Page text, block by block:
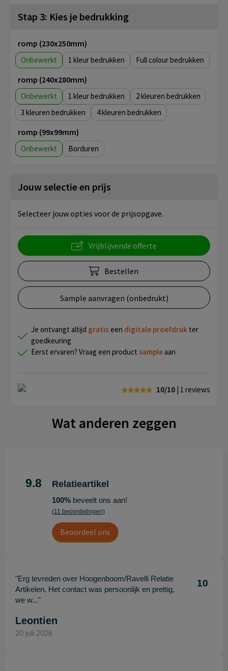
Stap 3: Kies je bedrukking
romp (230x250mm)
Onbewerkt 1 Full colour
romp (240x280mm)
Onbewerkt 1
2
3
4
romp (99x99mm)
Onbewerkt Borduren
Jouw selectie en prijs
Selecteer jouw opties voor de prijsopgave.
Vrijblijvende offerte
Bestellen
Sample aanvragen (onbedrukt)
Je ontvangt altijd gratis een digitale proefdruk ter
goedkeuring
Eerst ervaren? Vraag een product sample aan
10/10 | 1 reviews
Wat anderen zeggen
9.8 Relatieartikel
100%beveelt ons aan!
(11 beoordelingen)
Beoordeel ons
"Erg tevreden over Hoogenboom/Ravelli Relatie
Artikelen. Het contact was persoonlijk en prettig,
we w..."
10
Leontien
20 juli 2026